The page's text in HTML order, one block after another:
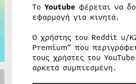
To Υοutube φέρεται να
εφαρμογή για κινητά.
Ο χρήστης του Reddit u/
Premium” που
τους χρήστες του
αρκετά συμπιεσμένη.